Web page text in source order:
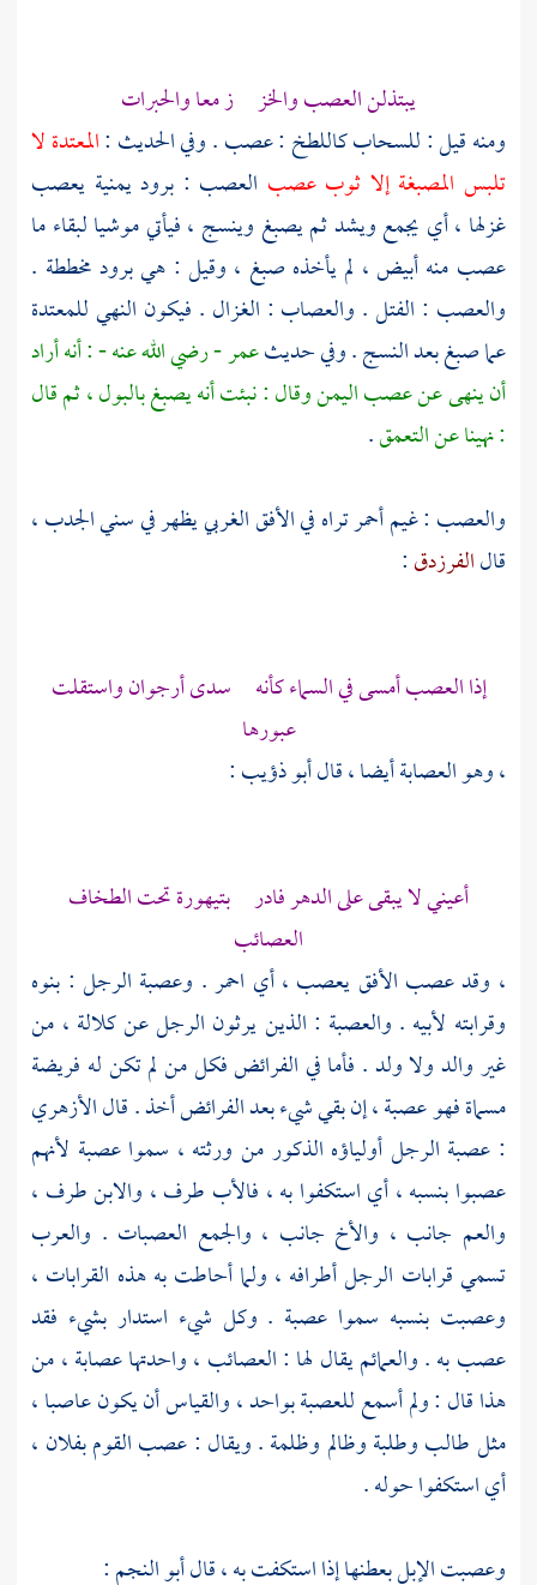
يبتذلن العصب والخز ز معا والحبرات
ومنه قيل : للسحاب كاللطخ : عصب . وفي الحديث :المعتدة لا
تلبس المصبغة إلا ثوب عصب العصب : برود يمنية يعصب
غزلها ، أي يجمع ويشد ثم يصبغ وينسج ، فيأتي موشيا لبقاء ما
عصب منه أبيض ، لم يأخذه صبغ ، وقيل : هي برود مخططة .
والعصب : الفتل . والعصاب : الغزال . فيكون النهي للمعتدة
عما صبغ بعد النسج . وفي حديثعمر- رضي الله عنه - : أنه أراد
أن ينهى عن عصباليمنوقال : نبئت أنه يصبغ بالبول ، ثم قال
: نهينا عن التعمق.
والعصب : غيم أحمر تراه في الأفق الغربي يظهر في سني الجدب ،
قالالفرزدق:
إذا العصب أمسى في السماء كأنه سدى أرجوان واستقلت
عبورها
، وهو العصابة أيضا ، قالأبو ذؤيب:
أعيني لا يبقى على الدهر فادر بتيهورة تحت الطخاف
العصائب
، وقد عصب الأفق يعصب ، أي احمر . وعصبة الرجل : بنوه
وقرابته لأبيه . والعصبة : الذين يرثون الرجل عن كلالة ، من
غير والد ولا ولد . فأما في الفرائض فكل من لم تكن له فريضة
مسماة فهو عصبة ، إن بقي شيء بعد الفرائض أخذ . قالالأزهري
: عصبة الرجل أولياؤه الذكور من ورثته ، سموا عصبة لأنهم
عصبوا بنسبه ، أي استكفوا به ، فالأب طرف ، والابن طرف ،
والعم جانب ، والأخ جانب ، والجمع العصبات . والعرب
تسمي قرابات الرجل أطرافه ، ولما أحاطت به هذه القرابات ،
وعصبت بنسبه سموا عصبة . وكل شيء استدار بشيء فقد
عصب به . والعمائم يقال لها : العصائب ، واحدتها عصابة ، من
هذا قال : ولم أسمع للعصبة بواحد ، والقياس أن يكون عاصبا ،
مثل طالب وطلبة وظالم وظلمة . ويقال : عصب القوم بفلان ،
أي استكفوا حوله .
وعصبت الإبل بعطنها إذا استكفت به ، قالأبو النجم: